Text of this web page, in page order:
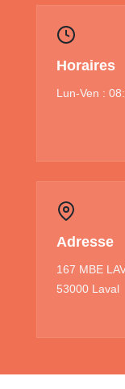
Horaires
Lun-Ven :
Adresse
167 MBE
53000 Laval